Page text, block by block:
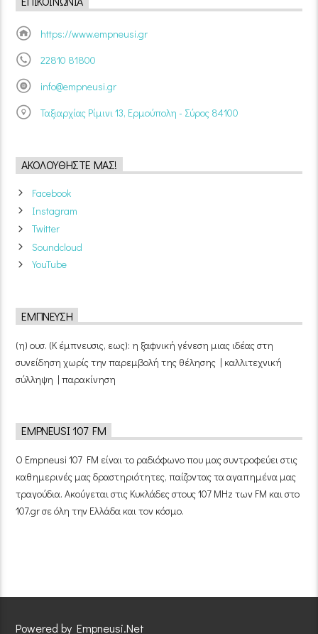
https://www.empneusi.gr
22810 81800
info@empneusi.gr
Ταξιαρχίας Ρίμινι 13, Ερμούπολη - Σύρος 84100
ΑΚΟΛΟΥΘΉΣΤΕ ΜΑΣ!
Facebook
Instagram
Twitter
Soundcloud
YouTube
ΈΜΠΝΕΥΣΗ
(η) ουσ. (Κ έμπνευσις, εως): η ξαφνική γένεση μιας ιδέας στη
συνείδηση χωρίς την παρεμβολή της θέλησης | καλλιτεχνική
σύλληψη | παρακίνηση
EMPNEUSI 107 FM
Ο Empneusi 107 FM είναι το ραδιόφωνο που μας συντροφεύει στις
καθημερινές μας δραστηριότητες, παίζοντας τα αγαπημένα μας
τραγούδια. Ακούγεται στις Κυκλάδες στους 107 MHz των FM και στο
107.gr σε όλη την Ελλάδα και τον κόσμο.
Powered by Empneusi.Net